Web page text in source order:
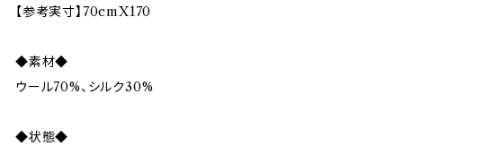
【参考実寸】70cmX170
◆素材◆
ウール70%、シルク30%
◆状態◆